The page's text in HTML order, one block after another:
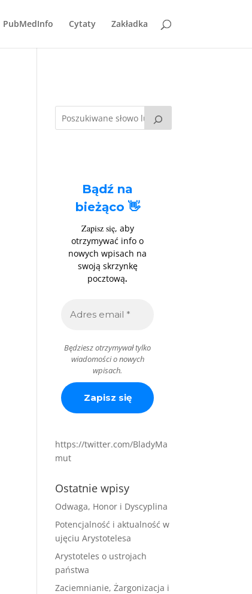
PubMedInfo Cytaty Zakładka
Bądź na
bieżąco 👋
Zapisz się, aby
otrzymywać info o
nowych wpisach na
swoją skrzynkę
pocztową.
Będziesz otrzymywał tylko
wiadomości o nowych
wpisach.
https://twitter.com/BladyMa
mut
Ostatnie wpisy
Odwaga, Honor i Dyscyplina
Potencjalność i aktualność w
ujęciu Arystotelesa
Arystoteles o ustrojach
państwa
Zaciemnianie, Żargonizacja i